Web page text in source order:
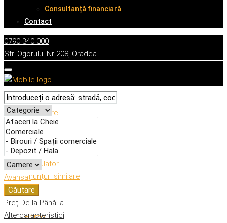
Consultanță financiară
Contact
0790 340 000
Str. Ogorului Nr 208, Oradea
Avansat
Căutare
Preț De la Până la
Alte caracteristici
Descriere
Caracteristici
Adresă
Detalii
Calculator
Anunțuri similare
Home